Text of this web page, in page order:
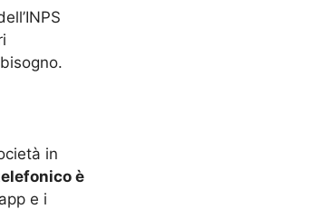
in
è
e i